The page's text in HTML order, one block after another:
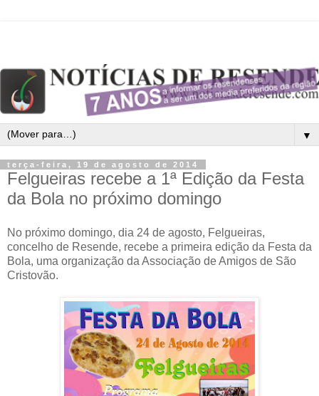
▼
terça-feira, 19 de agosto de 2014
Felgueiras recebe a 1ª Edição da Festa
da Bola no próximo domingo
No próximo domingo, dia 24 de agosto, Felgueiras,
concelho de Resende, recebe a primeira edição da Festa da
Bola, uma organização da Associação de Amigos de São
Cristovão.